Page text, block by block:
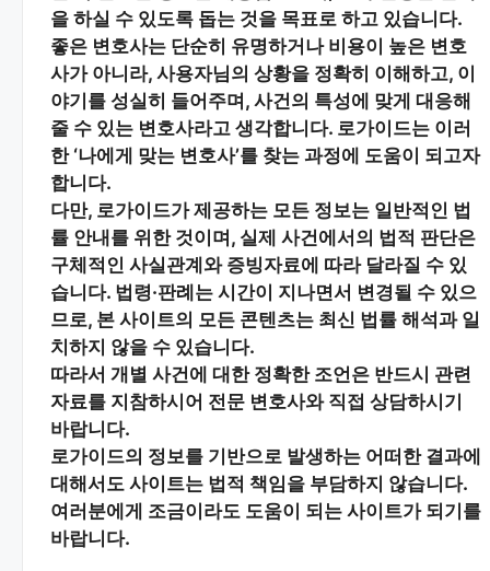
을 하실 수 있도록 돕는 것을 목표로 하고 있습니다.
좋은 변호사는 단순히 유명하거나 비용이 높은 변호
사가 아니라, 사용자님의 상황을 정확히 이해하고, 이
야기를 성실히 들어주며, 사건의 특성에 맞게 대응해
줄 수 있는 변호사라고 생각합니다. 로가이드는 이러
한 ‘나에게 맞는 변호사’를 찾는 과정에 도움이 되고자
합니다.
다만, 로가이드가 제공하는 모든 정보는 일반적인 법
률 안내 를 위한 것이며, 실제 사건에서의 법적 판단은
구체적인 사실관계와 증빙자료에 따라 달라질 수 있
습니다. 법령·판례는 시간이 지나면서 변경될 수 있으
므로, 본 사이트의 모든 콘텐츠는 최신 법률 해석과 일
치하지 않을 수 있습니다.
따라서 개별 사건에 대한 정확한 조언은 반드시 관련
자료를 지참하시어 전문 변호사와 직접 상담하시기
바랍니다.
로가이드의 정보를 기반으로 발생하는 어떠한 결과에
대해서도 사이트는 법적 책임을 부담하지 않습니다.
여러분에게 조금이라도 도움이 되는 사이트가 되기를
바랍니다.